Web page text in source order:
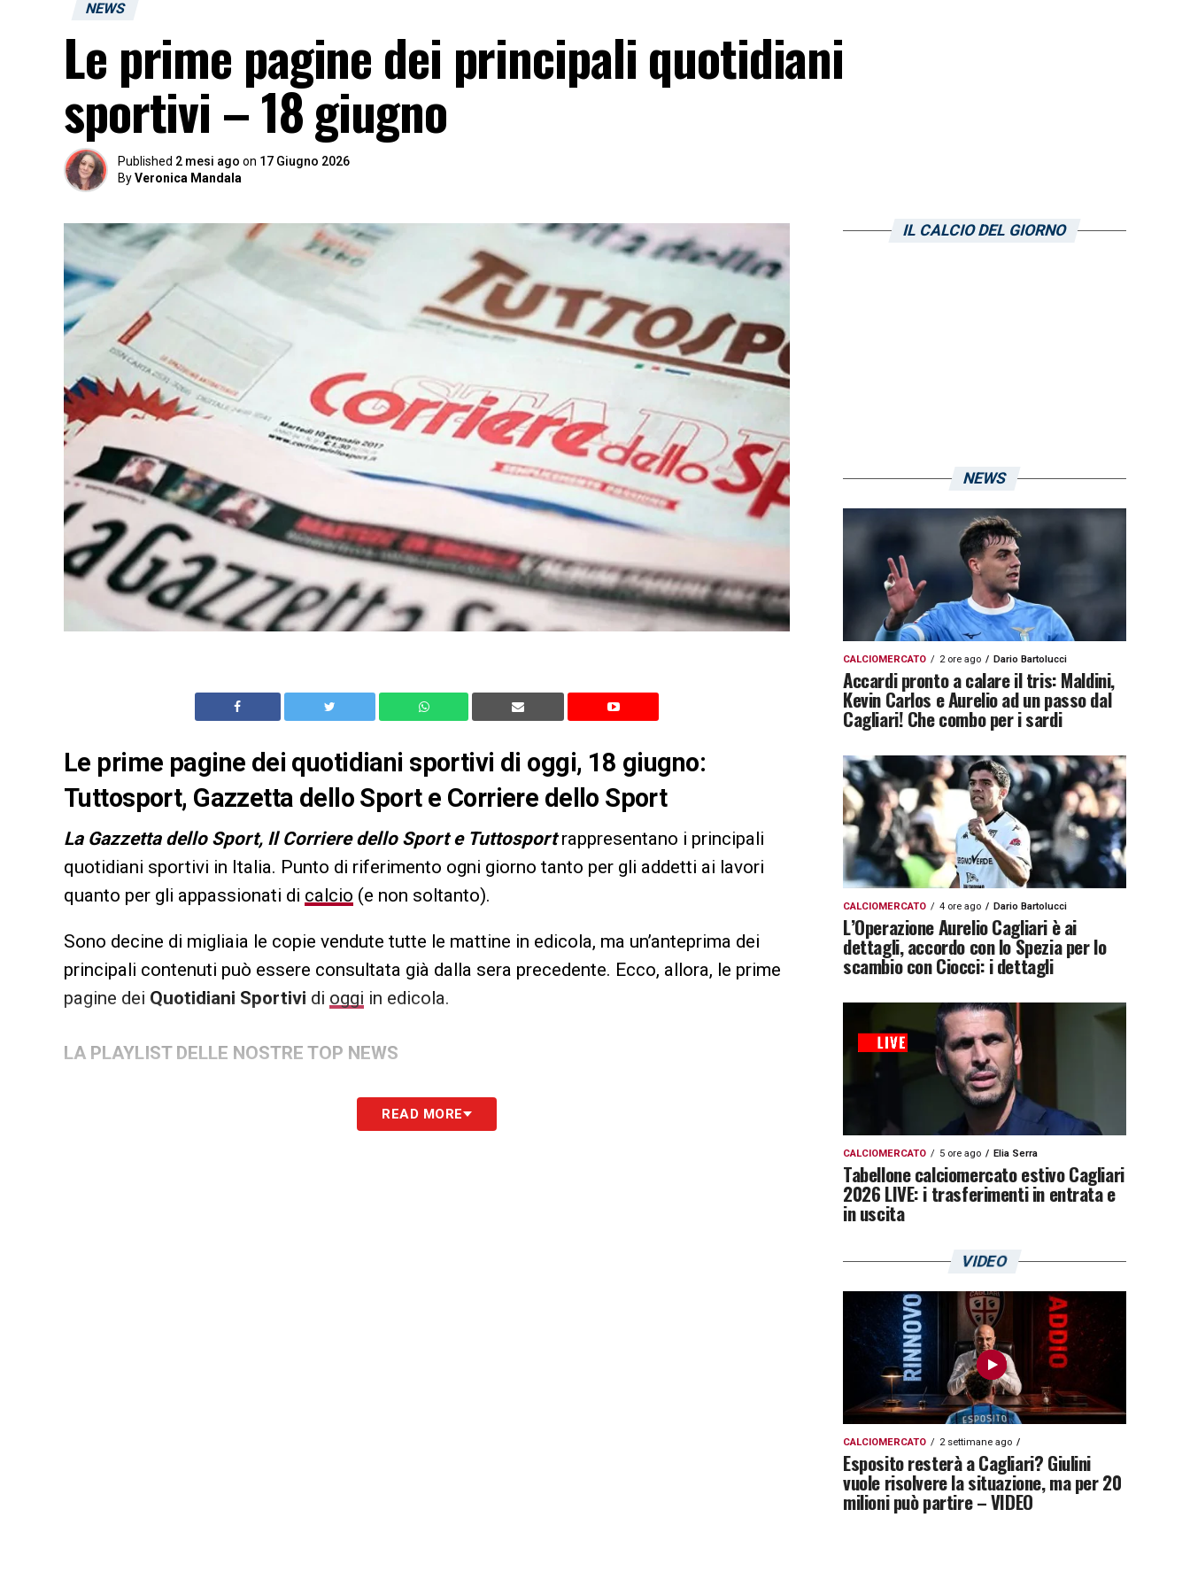
NEWS
Le prime pagine dei principali quotidiani
sportivi – 18 giugno
Published 2 mesi ago on 17 Giugno 2026
ByVeronica Mandala
Le prime pagine dei quotidiani sportivi di oggi, 18 giugno:
Tuttosport, Gazzetta dello Sport e Corriere dello Sport
La Gazzetta dello Sport, Il Corriere dello Sport e Tuttosportrappresentano i principali
quotidiani sportivi in Italia. Punto di riferimento ogni giorno tanto per gli addetti ai lavori
quanto per gli appassionati di calcio (e non soltanto).
Sono decine di migliaia le copie vendute tutte le mattine in edicola, ma un’anteprima dei
principali contenuti può essere consultata già dalla sera precedente. Ecco, allora, le prime
pagine dei Quotidiani Sportivi di oggi in edicola.
LA PLAYLIST DELLE NOSTRE TOP NEWS
READ MORE
IL CALCIO DEL GIORNO
NEWS
CALCIOMERCATO 2 ore ago Dario Bartolucci
Accardi pronto a calare il tris: Maldini,
Kevin Carlos e Aurelio ad un passo dal
Cagliari! Che combo per i sardi
CALCIOMERCATO 4 ore ago Dario Bartolucci
L’Operazione Aurelio Cagliari è ai
dettagli, accordo con lo Spezia per lo
scambio con Ciocci: i dettagli
CALCIOMERCATO 5 ore ago Elia Serra
Tabellone calciomercato estivo Cagliari
2026 LIVE: i trasferimenti in entrata e
in uscita
VIDEO
CALCIOMERCATO 2 settimane ago
Esposito resterà a Cagliari? Giulini
vuole risolvere la situazione, ma per 20
milioni può partire – VIDEO